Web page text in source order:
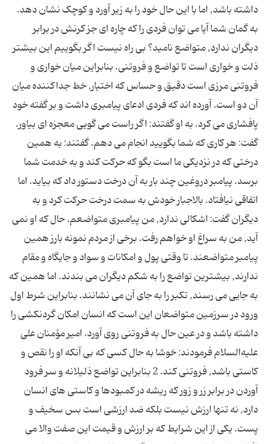
داشته باشد, اما با این حال خود را به زیر آورد و کوچک نشان دهد.
به گمان شما آیا می توان فردی را که چاره ای جز کرنش در برابر
دیگران ندارد, متواضع نامید؟ بی راه نیست اگر بگوییم این بیشتر
ذلت و خواری است تا تواضع و فروتنی. بنابراین میان خواری و
فروتنی مرزی است دقیق و حساس که اختیار, خط جداکننده میان
آن دو است. آورده اند که فردی ادعای پیامبری داشت و بر گفته خود
پافشاری می کرد. به او گفتند: اگر راست می گویی معجزه ای بیاور.
گفت: هر کاری که شما بگویید انجام می دهم. گفتند: به همین
درختی که در نزدیکی ما است بگو که حرکت کند و به خدمت شما
برسد. پیامبر دروغین چند بار به آن درخت دستور داد که بیاید. اما
اتفاقی نیافتاد. بالاجبار خودش به سمت درخت حرکت کرد و به
دیگران گفت: اشکالی ندارد, من پیامبری متواضعم. حال که او نمی
آید, من به سراغ او خواهم رفت. برخی از مردم نمونه بارز همین
پیامبر متواضعند. تا وقتی پول و امکانات و سواد و جایگاه و مقام
ندارند, بیشترین تواضع را به شکم دیگران می بندند. اما همین که
به جایی می رسند, تکبر را به جای آن می نشانند. بنابراین شرط اول
ورود در سرزمین متواضعان این است که انسان امکان گردنکشی را
داشته باشد و در عین حال به فروتنی روی آورد. امیر مؤمنان علی
علیه‌السلام فرمودند: خوشا به حال كسى كه بى آنكه او را نقص و
كاستى باشد, فروتنى كند. 2 بنابراین تواضع ذلیلانه و سر فرود
آوردن در برابر زر و زور که ریشه در کمبودها و کاستی های انسان
دارد, نه تنها ارزش نیست بلکه ضد ارزشی است بس سخیف و
پست. یکی از این شرایط که بر ارزش و قیمت این صفت والا می